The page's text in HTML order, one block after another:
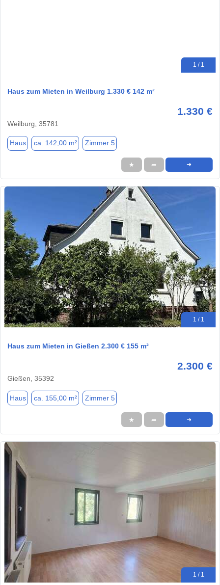
1 / 1
Haus zum Mieten in Weilburg 1.330 € 142 m²
1.330 €
Weilburg, 35781
Haus ca. 142,00 m² Zimmer 5
★ ➦ ➜
1 / 1
Haus zum Mieten in Gießen 2.300 € 155 m²
2.300 €
Gießen, 35392
Haus ca. 155,00 m² Zimmer 5
★ ➦ ➜
1 / 1